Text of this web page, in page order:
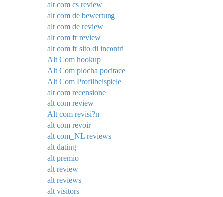
alt com cs review
alt com de bewertung
alt com de review
alt com fr review
alt com fr sito di incontri
Alt Com hookup
Alt Com plocha pocitace
Alt Com Profilbeispiele
alt com recensione
alt com review
Alt com revisi?n
alt com revoir
alt com_NL reviews
alt dating
alt premio
alt review
alt reviews
alt visitors